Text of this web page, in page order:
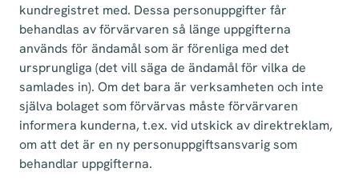
kundregistret med. Dessa personuppgifter får
behandlas av förvärvaren så länge uppgifterna
används för ändamål som är förenliga med det
ursprungliga (det vill säga de ändamål för vilka de
samlades in). Om det bara är verksamheten och inte
själva bolaget som förvärvas måste förvärvaren
informera kunderna, t.ex. vid utskick av direktreklam,
om att det är en ny personuppgiftsansvarig som
behandlar uppgifterna.